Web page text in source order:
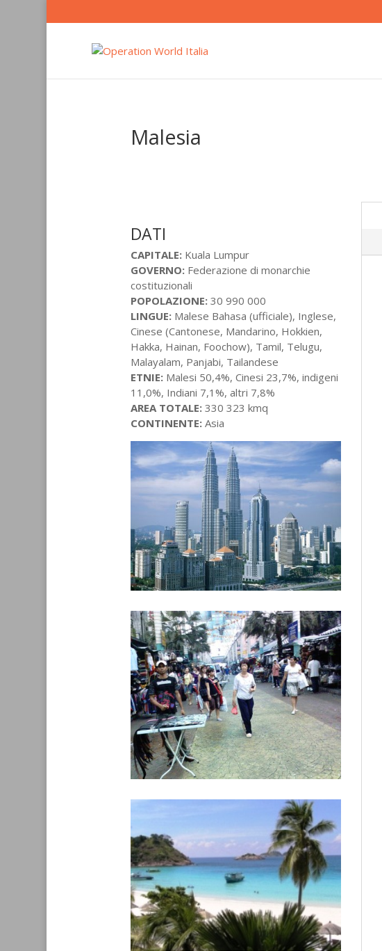
Malesia
DATI
CAPITALE: Kuala Lumpur
GOVERNO: Federazione di monarchie
costituzionali
POPOLAZIONE: 30 990 000
LINGUE: Malese Bahasa (ufficiale), Inglese,
Cinese (Cantonese, Mandarino, Hokkien,
Hakka, Hainan, Foochow), Tamil, Telugu,
Malayalam, Panjabi, Tailandese
ETNIE: Malesi 50,4%, Cinesi 23,7%, indigeni
11,0%, Indiani 7,1%, altri 7,8%
AREA TOTALE: 330 323 kmq
CONTINENTE: Asia